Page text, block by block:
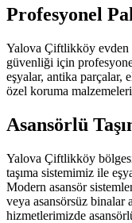
Profesyonel
Yalova Çiftlikköy evden
güvenliği için
eşyalar, antika parçalar,
özel koruma
Asansörlü
Yalova Çiftlikköy
taşıma sistemimiz ile
Modern asansör
veya asansörsüz
hizmetlerimizde